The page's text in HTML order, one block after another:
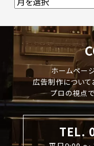
ホームペー
広告制作について
プロの視点
TEL.